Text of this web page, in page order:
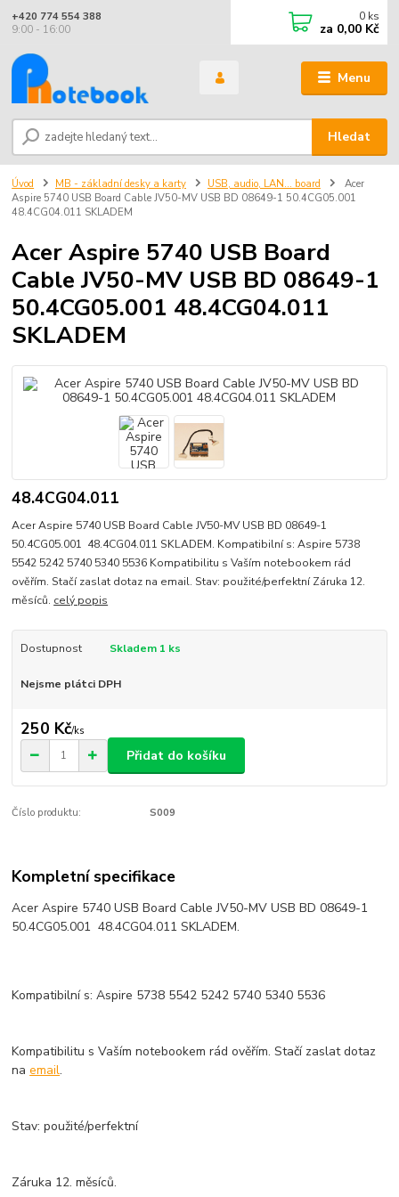
Menu
Hledat
+420 774 554 388
9:00 - 16:00
0 ks
za 0,00 Kč
Úvod MB - základní desky a karty USB, audio, LAN... board
Acer
Aspire 5740 USB Board Cable JV50-MV USB BD 08649-1 50.4CG05.001
48.4CG04.011 SKLADEM
Acer Aspire 5740 USB Board
Cable JV50-MV USB BD 08649-1
50.4CG05.001 48.4CG04.011
SKLADEM
48.4CG04.011
Acer Aspire 5740 USB Board Cable JV50-MV USB BD 08649-1
50.4CG05.001 48.4CG04.011 SKLADEM. Kompatibilní s: Aspire 5738
5542 5242 5740 5340 5536 Kompatibilitu s Vaším notebookem rád
ověřím. Stačí zaslat dotaz na email. Stav: použité/perfektní Záruka 12.
měsíců. celý popis
Dostupnost Skladem 1 ks
Nejsme plátci DPH
250 Kč/ks
Přidat do košíku
Číslo produktu: S009
Kompletní specifikace
Acer Aspire 5740 USB Board Cable JV50-MV USB BD 08649-1
50.4CG05.001 48.4CG04.011 SKLADEM.
Kompatibilní s: Aspire 5738 5542 5242 5740 5340 5536
Kompatibilitu s Vaším notebookem rád ověřím. Stačí zaslat dotaz
naemail.
Stav: použité/perfektní
Záruka 12. měsíců.